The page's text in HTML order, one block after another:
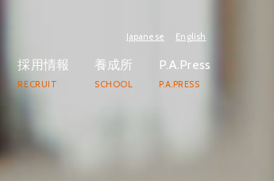
Japanese English
採用情報
RECRUIT
養成所
SCHOOL
P.A.Press
P.A.PRESS